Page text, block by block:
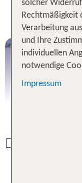
Previous
solcher
Rechtmäßigkeit
Verarbeitung
und Ihre
individuellen
notwendige
Impressum